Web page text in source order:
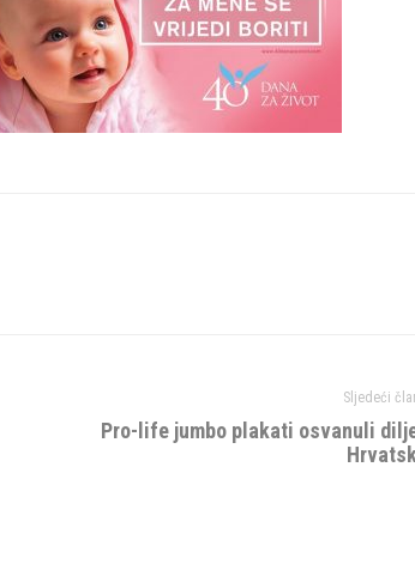
Sljedeći
Pro-life jumbo plakati osvanuli